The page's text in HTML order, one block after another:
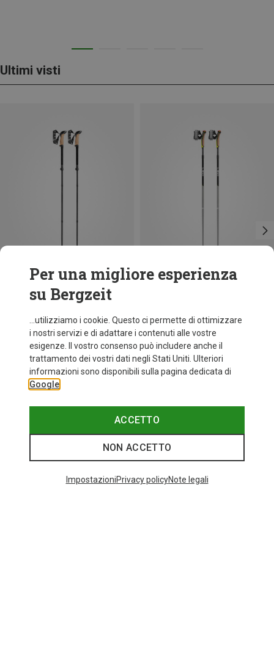
Ultimi visti
Risparmi 31%
Per una migliore esperienza
su Bergzeit
...utilizziamo i cookie. Questo ci permette di ottimizzare
i nostri servizi e di adattare i contenuti alle vostre
esigenze. Il vostro consenso può includere anche il
trattamento dei vostri dati negli Stati Uniti. Ulteriori
informazioni sono disponibili sulla pagina dedicata di
Google
ACCETTO
NON ACCETTO
ImpostazioniPrivacy policyNote legali